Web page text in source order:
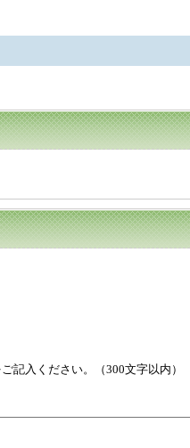
記入ください。（300文字以内）